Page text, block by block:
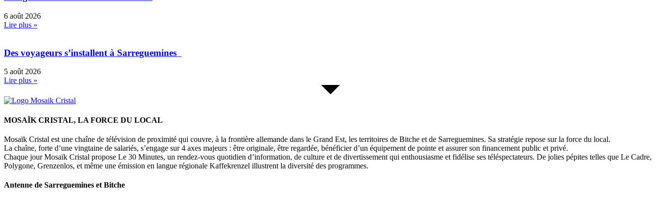
6 août 2026
Lire plus »
Des voyageurs s’installent à Sarreguemines
5 août 2026
Lire plus »
MOSAÏK CRISTAL, LA FORCE DU LOCAL
Mosaïk Cristal est une chaîne de télévision de proximité qui couvre, à la frontière allemande dans le Grand Est, les territoires de Bitche et de Sarreguemines. Sa stratégie repose sur la force du local.
La chaîne, forte d’une vingtaine de salariés, s’engage sur 4 axes majeurs : être originale, être regardée, bénéficier d’un équipement de pointe et assurer son financement public et privé.
Chaque jour Mosaïk Cristal propose Le 30 Minutes, un rendez-vous quotidien d’information, de culture et de divertissement qui enthousiasme et fidélise ses téléspectateurs. De jolies pépites telles que Le Cadre,
Polygone, Grenzenlos, et même une émission en langue régionale Kaffekrenzel illustrent la diversité des programmes.
Antenne de Sarreguemines et Bitche